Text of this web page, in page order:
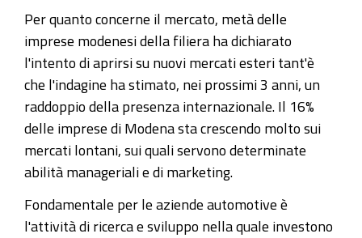
Per quanto concerne il mercato, metà delle
imprese modenesi della filiera ha dichiarato
l'intento di aprirsi su nuovi mercati esteri tant'è
che l'indagine ha stimato, nei prossimi 3 anni, un
raddoppio della presenza internazionale. Il 16%
delle imprese di Modena sta crescendo molto sui
mercati lontani, sui quali servono determinate
abilità manageriali e di marketing.
Fondamentale per le aziende automotive è
l'attività di ricerca e sviluppo nella quale investono